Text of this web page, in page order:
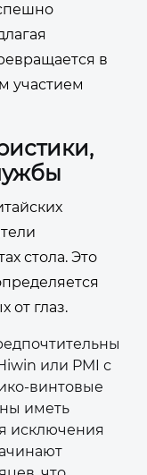
в
участием
стола. Это
от глаз.
или PMI с
винтовые
иметь
исключения